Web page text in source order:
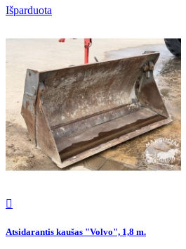
Išparduota

Atsidarantis kaušas "Volvo", 1,8 m.